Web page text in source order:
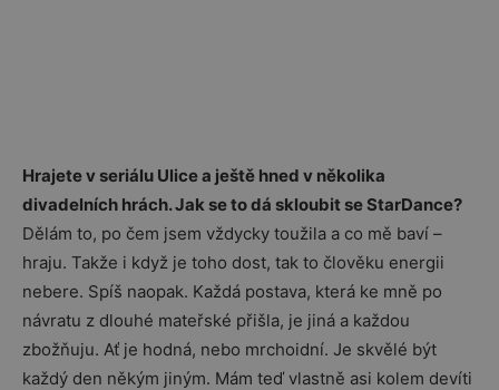
Hrajete v seriálu Ulice a ještě hned v několika
divadelních hrách. Jak se to dá skloubit se StarDance?
Dělám to, po čem jsem vždycky toužila a co mě baví –
hraju. Takže i když je toho dost, tak to člověku energii
nebere. Spíš naopak. Každá postava, která ke mně po
návratu z dlouhé mateřské přišla, je jiná a každou
zbožňuju. Ať je hodná, nebo mrchoidní. Je skvělé být
každý den někým jiným. Mám teď vlastně asi kolem devíti